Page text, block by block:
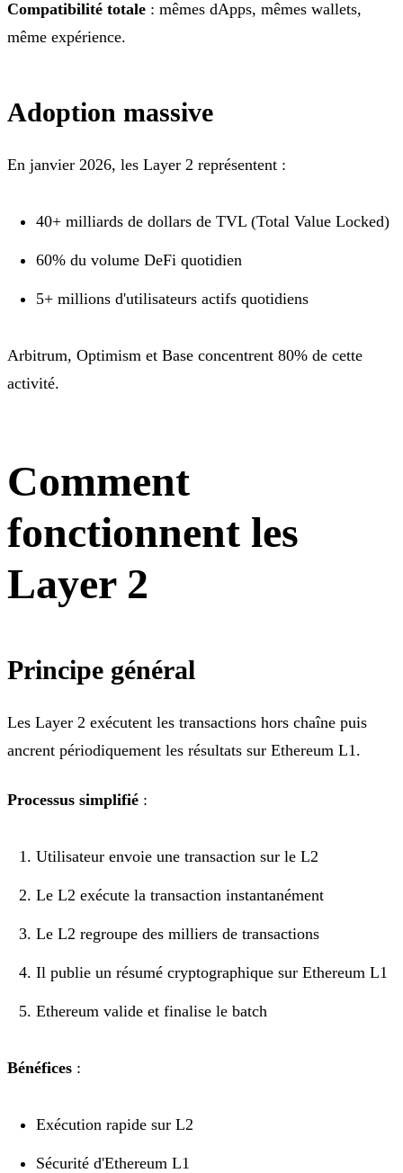
Compatibilité totale : mêmes dApps, mêmes wallets,
même expérience.
Adoption massive
En janvier 2026, les Layer 2 représentent :
40+ milliards de dollars de TVL (Total Value Locked)
60% du volume DeFi quotidien
5+ millions d'utilisateurs actifs quotidiens
Arbitrum, Optimism et Base concentrent 80% de cette
activité.
Comment
fonctionnent les
Layer 2
Principe général
Les Layer 2 exécutent les transactions hors chaîne puis
ancrent périodiquement les résultats sur Ethereum L1.
Processus simplifié :
Utilisateur envoie une transaction sur le L2
Le L2 exécute la transaction instantanément
Le L2 regroupe des milliers de transactions
Il publie un résumé cryptographique sur Ethereum L1
Ethereum valide et finalise le batch
Bénéfices :
Exécution rapide sur L2
Sécurité d'Ethereum L1